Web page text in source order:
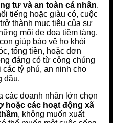
tư và an toàn cá nhân.
tiếng hoặc giàu có, cuộc
thành mục tiêu của sự
mối đe dọa tiềm tàng.
giúp bảo vệ họ khỏi
tống tiền, hoặc đơn
đáng có từ công chúng
tỷ phú, an ninh cho
đầu.
các doanh nhân lớn chọn
hoặc các hoạt động xã
, không muốn xuất